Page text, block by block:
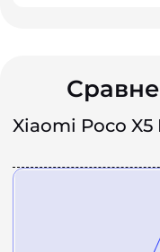
Xiaomi Poco X5